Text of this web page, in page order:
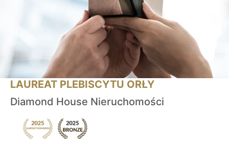
LAUREAT PLEBISCYTU ORŁY
Diamond House Nieruchomości